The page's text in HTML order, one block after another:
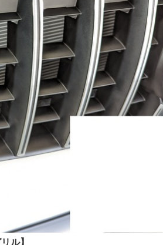
ル】